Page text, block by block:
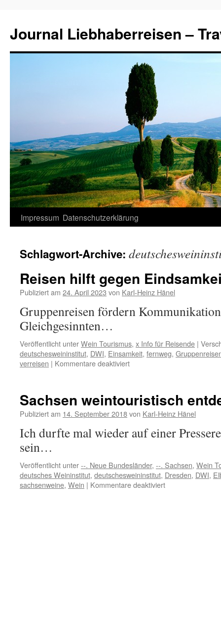
Journal Liebhaberreisen –
Zum
springen
Impressum Datenschutzerklärung
Schlagwort-Archive:
Reisen hilft gegen
Publiziert am 24. April 2023 von Karl-Heinz Hänel
Gruppenreisen fördern
Gleichgesinnten…
Veröffentlicht unterWein Tourismus, x Info für Reisende |
deutschesweininstitut, DWI, Einsamkeit, fernweg,
verreisen | Kommentare deaktiviertfür
Eindsamkeit…
Sachsen weintouristisch
Publiziert am 14. September 2018von Karl-Heinz Hänel
Ich durfte mal wieder auf einer
sein…
Veröffentlicht unter--. Neue Bundesländer, --. Sachsen, Wein
deutsches Weininstitut, deutschesweininstitut, Dresden, DWI,
sachsenweine, Wein | Kommentare deaktiviertfür